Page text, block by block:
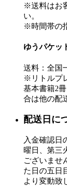
※送料はお
い。
※時間帯の
ゆうパケッ
送料：全国
※リトルプ
基本書籍2
合は他の配
配送日に
入金確認日
曜日、第三
ございませ
た日の五日
より変動